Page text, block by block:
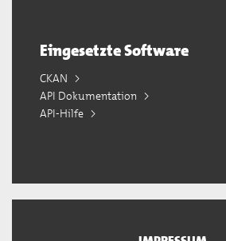
Eingesetzte Software
CKAN
API Dokumentation
API-Hilfe